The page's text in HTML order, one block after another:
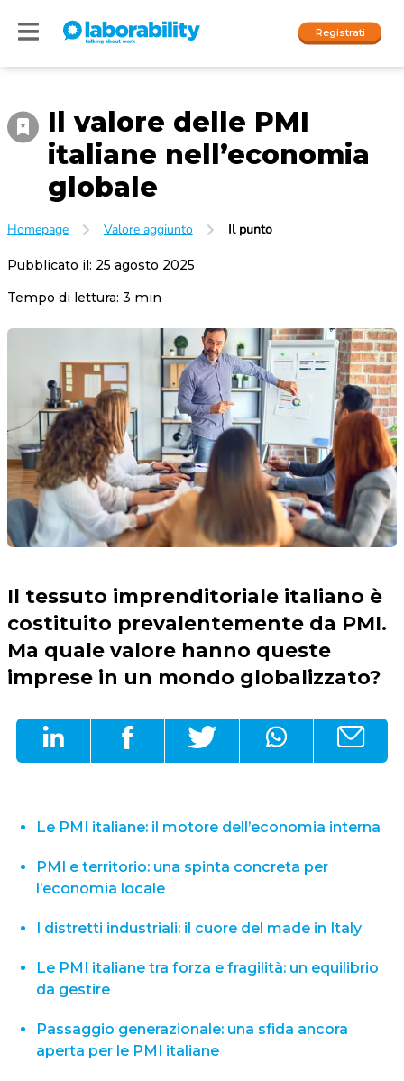
Registrati
I nostri social
Accedi
People
Company
Il valore delle PMI
italiane nell’economia
globale
Homepage Valore aggiunto Il punto
Pubblicato il: 25 agosto 2025
Tempo di lettura: 3 min
Il tessuto imprenditoriale italiano è
costituito prevalentemente da PMI.
Ma quale valore hanno queste
imprese in un mondo globalizzato?
Le PMI italiane: il motore dell’economia interna
PMI e territorio: una spinta concreta per
l’economia locale
I distretti industriali: il cuore del made in Italy
Le PMI italiane tra forza e fragilità: un equilibrio
da gestire
Passaggio generazionale: una sfida ancora
aperta per le PMI italiane